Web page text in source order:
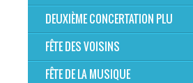
DEUXIÈME CONCERTATION PLU
FÊTE DES VOISINS
FÊTE DE LA MUSIQUE